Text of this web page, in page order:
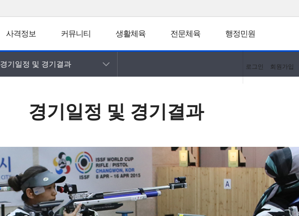
사격정보 커뮤니티 생활체육 전문체육 행정민원
로그인 회원가입
경기일정 및 경기결과
경기일정 및 경기결과